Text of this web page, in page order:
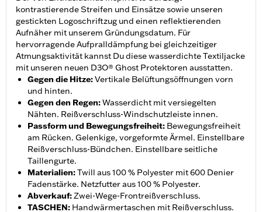
kontrastierende Streifen und Einsätze sowie unseren
gestickten Logoschriftzug und einen reflektierenden
Aufnäher mit unserem Gründungsdatum. Für
hervorragende Aufpralldämpfung bei gleichzeitiger
Atmungsaktivität kannst Du diese wasserdichte Textiljacke
mit unseren neuen D3O® Ghost Protektoren ausstatten.
Gegen die Hitze:Vertikale Belüftungsöffnungen vorn
und hinten.
Gegen den Regen:Wasserdicht mit versiegelten
Nähten. Reißverschluss-Windschutzleiste innen.
Passform und Bewegungsfreiheit: Bewegungsfreiheit
am Rücken. Gelenkige, vorgeformte Ärmel. Einstellbare
Reißverschluss-Bündchen. Einstellbare seitliche
Taillengurte.
Materialien:Twill aus 100 % Polyester mit 600 Denier
Fadenstärke. Netzfutter aus 100 % Polyester.
Abverkauf:Zwei-Wege-Frontreißverschluss.
TASCHEN: Handwärmertaschen mit Reißverschluss.